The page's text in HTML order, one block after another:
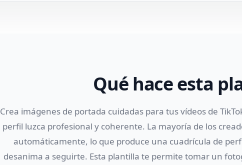
Qué hace esta
Crea imágenes de portada cuidadas para tus vídeos de
perfil luzca profesional y coherente. La mayoría de los
automáticamente, lo que produce una cuadrícula de
desanima a seguirte. Esta plantilla te permite tomar un